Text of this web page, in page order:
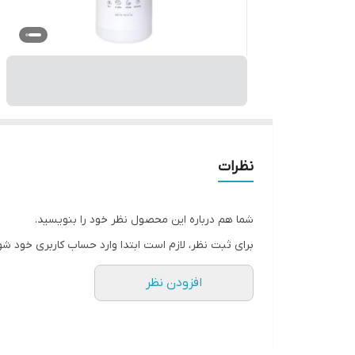
نظرات
شما هم درباره این محصول نظر خود را بنویسید.
برای ثبت نظر، لازم است ابتدا وارد حساب کاربری خود
افزودن نظر